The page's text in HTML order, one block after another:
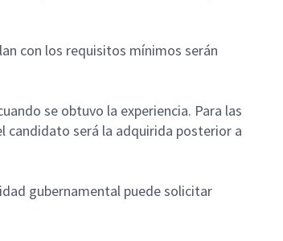
con los requisitos mínimos serán
se obtuvo la experiencia. Para las
candidato será la adquirida posterior a
gubernamental puede solicitar